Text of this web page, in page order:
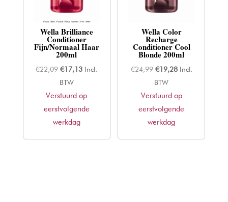
Wella Brilliance
Conditioner
Fijn/Normaal Haar
200ml
€22,09 Oorspronkelijke
prijs
was:
€22,09.
€17,13Huidige
is:
€17,13.
Incl.
BTW
Verstuurd op
eerstvolgende
werkdag
Wella Color
Recharge
Conditioner Cool
Blonde 200ml
€24,99 Oorspronkelijke
prijs
was:
€24,99.
€19,28Huidige
is:
€19,28.
Incl.
BTW
Verstuurd op
eerstvolgende
werkdag